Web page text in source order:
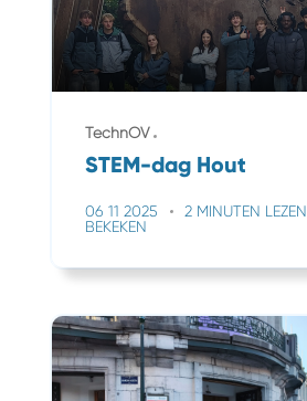
TechnOV
STEM-dag Hout
06 11 2025 2 MINUTEN LEZEN
BEKEKEN